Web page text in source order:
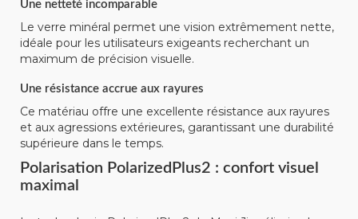
Une netteté incomparable
Le verre minéral permet une vision extrêmement nette,
idéale pour les utilisateurs exigeants recherchant un
maximum de précision visuelle.
Une résistance accrue aux rayures
Ce matériau offre une excellente résistance aux rayures
et aux agressions extérieures, garantissant une durabilité
supérieure dans le temps.
Polarisation PolarizedPlus2 : confort visuel
maximal